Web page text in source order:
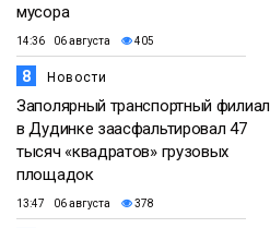
мусора
14:36 06 августа 405
8 Новости
Заполярный транспортный филиал
в Дудинке заасфальтировал 47
тысяч «квадратов» грузовых
площадок
13:47 06 августа 378